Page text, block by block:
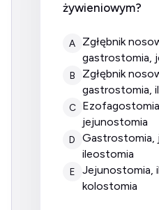
żywieniowym?
A
zgłębnik nosowo-żołądkowy,
gastrostomia,
B
zgłębnik nosowo-żołądkowy,
gastrostomia,
C
ezofagostomia, gastrostomia,
jejunostomia
D
gastrostomia, jejunostomia,
ileostomia
E
jejunostomia, ileostomia,
kolostomia